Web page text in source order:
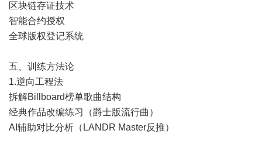
区块链存证技术
智能合约授权
全球版权登记系统
五、训练方法论
1.逆向工程法
拆解Billboard榜单歌曲结构
经典作品改编练习（爵士版流行曲）
AI辅助对比分析（LANDR Master反推）